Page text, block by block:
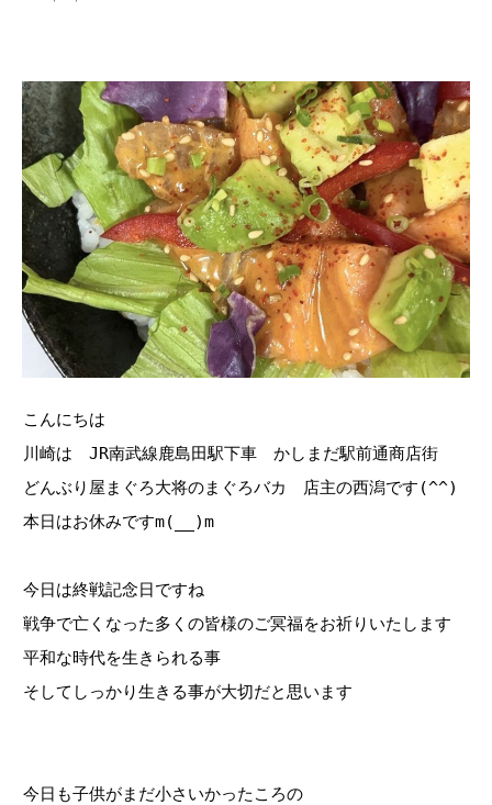
こんにちは
川崎は JR南武線鹿島田駅下車 かしまだ駅前通商店街
どんぶり屋まぐろ大将のまぐろバカ 店主の西潟です(^^)
本日はお休みですm(__)m
今日は終戦記念日ですね
戦争で亡くなった多くの皆様のご冥福をお祈りいたします
平和な時代を生きられる事
そしてしっかり生きる事が大切だと思います
今日も子供がまだ小さいかったころの